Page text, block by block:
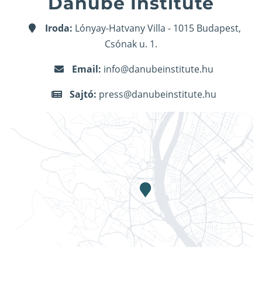
Iroda: Lónyay-Hatvany Villa - 1015 Budapest,
Csónak u. 1.
Email: info@danubeinstitute.hu
Sajtó: press@danubeinstitute.hu